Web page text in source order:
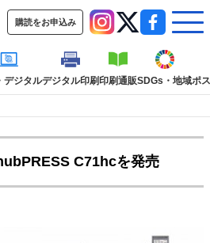
購読をお申込み
デジタルデジタル印刷印刷通販SDGs・地域ポ
ョン
C71hcを発売